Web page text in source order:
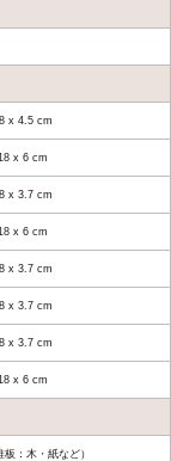
x 4.5 cm
x 6 cm
x 3.7 cm
x 6 cm
x 3.7 cm
x 3.7 cm
x 3.7 cm
x 6 cm
：木・紙など）